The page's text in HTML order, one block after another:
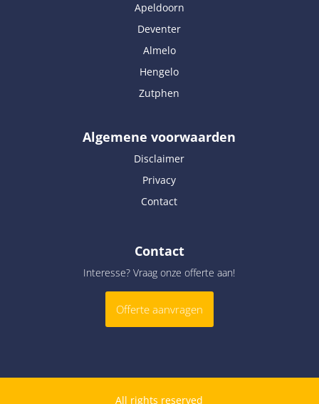
Apeldoorn
Deventer
Almelo
Hengelo
Zutphen
Algemene voorwaarden
Disclaimer
Privacy
Contact
Contact
Interesse? Vraag onze offerte aan!
Offerte aanvragen
All rights reserved